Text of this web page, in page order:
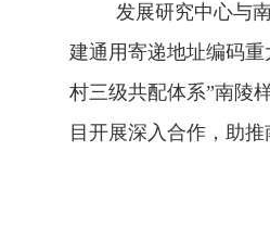
发展研究中心与
建通用寄递地址编码
村三级共配体系”南陵
目开展深入合作， 助推